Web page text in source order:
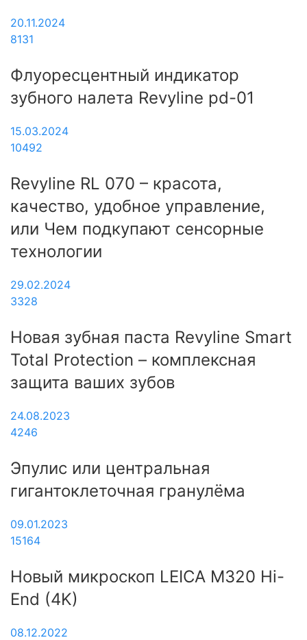
20.11.2024
8131
Флуоресцентный индикатор
зубного налета Revyline pd-01
15.03.2024
10492
Revyline RL 070 – красота,
качество, удобное управление,
или Чем подкупают сенсорные
технологии
29.02.2024
3328
Новая зубная паста Revyline Smart
Total Protection – комплексная
защита ваших зубов
24.08.2023
4246
Эпулис или центральная
гигантоклеточная гранулёма
09.01.2023
15164
Новый микроскоп LEICA M320 Hi-
End (4K)
08.12.2022